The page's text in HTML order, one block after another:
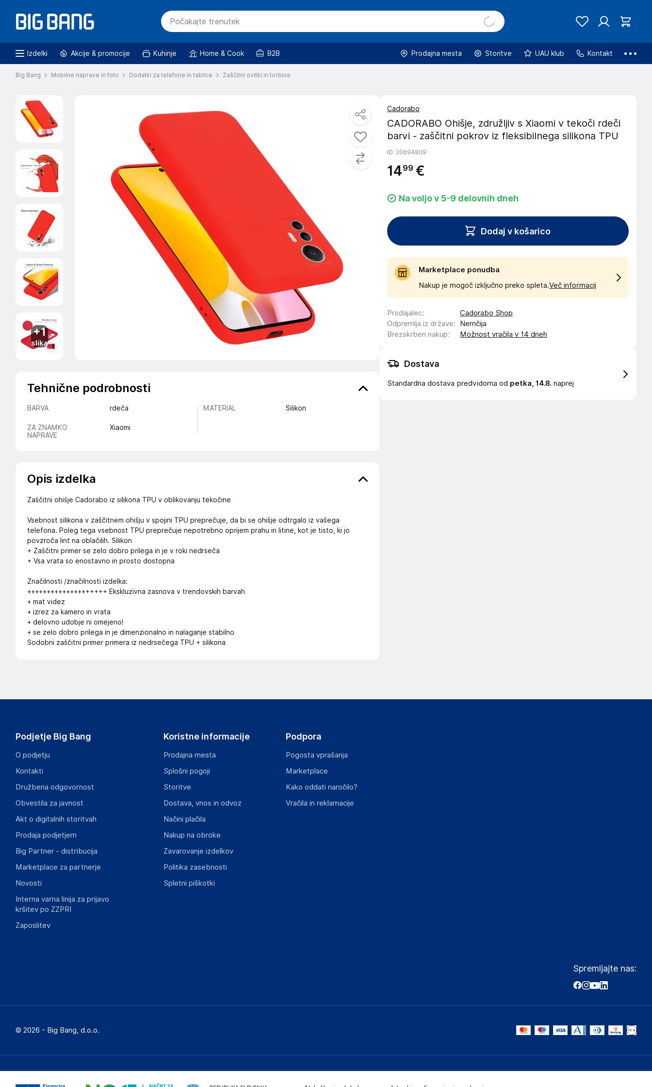
Izdelki Akcije & promocije Kuhinje Home & Cook B2B Prodajna mesta Storitve UAU klub Kontakt
Big Bang Mobilne naprave in foto Dodatki za telefone in tablice Zaščitni ovitki in torbice
+1
slika
Tehnične podrobnosti
BARVA rdeča MATERIAL Silikon
ZA ZNAMKO
NAPRAVE
Xiaomi
Opis izdelka
Zaščitni ohišje Cadorabo iz silikona TPU v oblikovanju tekočine
Vsebnost silikona v zaščitnem ohišju v spojini TPU preprečuje, da bi se ohišje odtrgalo iz vašega
telefona. Poleg tega vsebnost TPU preprečuje nepotrebno oprijem prahu in litine, kot je tisto, ki jo
povzroča lint na oblačilih. Silikon
+ Zaščitni primer se zelo dobro prilega in je v roki nedrseča
+ Vsa vrata so enostavno in prosto dostopna
Značilnosti /značilnosti izdelka:
++++++++++++++++++++ Ekskluzivna zasnova v trendovskih barvah
+ mat videz
+ izrez za kamero in vrata
+ delovno udobje ni omejeno!
+ se zelo dobro prilega in je dimenzionalno in nalaganje stabilno
Sodobni zaščitni primer primera iz nedrsečega TPU + silikona
Cadorabo
CADORABO Ohišje, združljiv s Xiaomi v tekoči rdeči
barvi - zaščitni pokrov iz fleksibilnega silikona TPU
ID: 20694809
1499 €
Na voljo v 5-9 delovnih dneh
Dodaj v košarico
Marketplace ponudba
Nakup je mogoč izključno preko spleta.Več informacij
Prodajalec:
Cadorabo Shop
Odpremlja iz države:
Nemčija
Brezskrben nakup: Možnost vračila v 14 dneh
Dostava
Standardna dostava predvidoma od petka, 14.8. naprej
Podjetje Big Bang
O podjetju
Kontakti
Družbena odgovornost
Obvestila za javnost
Akt o digitalnih storitvah
Prodaja podjetjem
Big Partner - distribucija
Marketplace za partnerje
Novosti
Interna varna linija za prijavo
kršitev po ZZPRI
Zaposlitev
Koristne informacije
Prodajna mesta
Splošni pogoji
Storitve
Dostava, vnos in odvoz
Načini plačila
Nakup na obroke
Zavarovanje izdelkov
Politika zasebnosti
Spletni piškotki
Podpora
Pogosta vprašanja
Marketplace
Kako oddati naročilo?
Vračila in reklamacije
Spremljajte nas:
© 2026 - Big Bang, d.o.o.